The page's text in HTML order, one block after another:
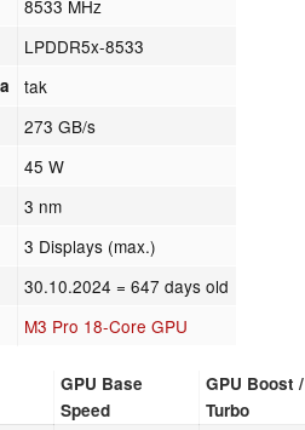
8533 MHz
LPDDR5x-8533
tak
273 GB/s
45 W
3 nm
3 Displays (max.)
30.10.2024 = 647 days old
M3 Pro 18-Core GPU
GPU Base
Speed
GPU Boost /
Turbo